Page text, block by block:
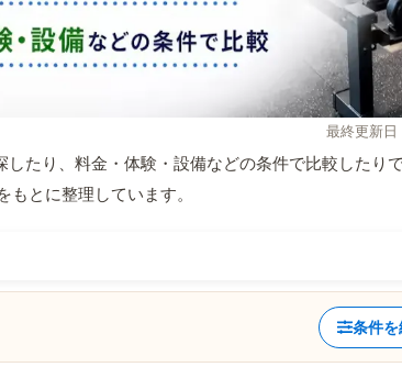
最終更新
たり、料金・体験・設備などの条件で比較したり
とに整理しています。
条件